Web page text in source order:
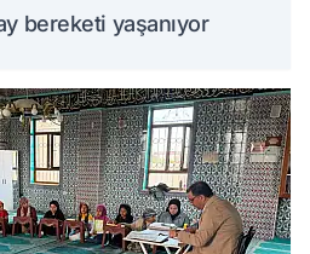
bereketi yaşanıyor